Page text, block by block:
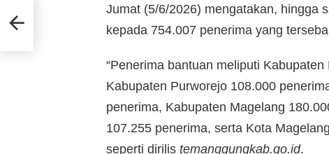
Jumat (5/6/2026) mengatakan, hingga
kepada 754.007 penerima yang
“Penerima bantuan meliputi
Kabupaten Purworejo 108.000
penerima, Kabupaten Magelang
107.255 penerima, serta Kota
seperti dirilis temanggungkab.go.id.